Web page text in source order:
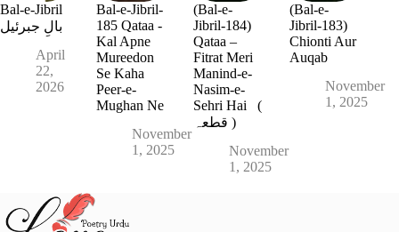
Bal-e-Jibril
بالِ جبرئیل
April
22,
2026
Bal-e-Jibril-
185 Qataa -
Kal Apne
Mureedon
Se Kaha
Peer-e-
Mughan Ne
November
1, 2025
(Bal-e-
Jibril-184)
Qataa –
Fitrat Meri
Manind-e-
Nasim-e-
Sehri Hai (
قطعہ )
November
1, 2025
(Bal-e-
Jibril-183)
Chionti Aur
Auqab
November
1, 2025